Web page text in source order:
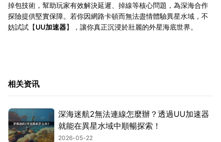
掉包技術，幫助玩家有效解決延遲、掉線等核心問題，為深海合作
探險提供堅實保障。若你因網路卡頓而無法盡情體驗異星水域，不
妨試試【UU加速器】，讓你真正沉浸於壯麗的外星海底世界。
相关资讯
深海迷航2無法連線怎麼辦？透過UU加速器
就能在異星水域中順暢探索！
2026-05-22